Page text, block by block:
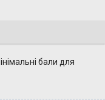
бали для